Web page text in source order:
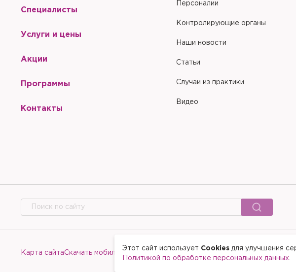
Этот сайт использует Cookies для улучшения
Политикой по обработке персональных данных
Специалисты
Услуги и цены
Акции
Программы
Контакты
Персоналии
Контролирующие органы
Наши новости
Статьи
Случаи из практики
Видео
Карта сайтаСкачать мобильное приложение